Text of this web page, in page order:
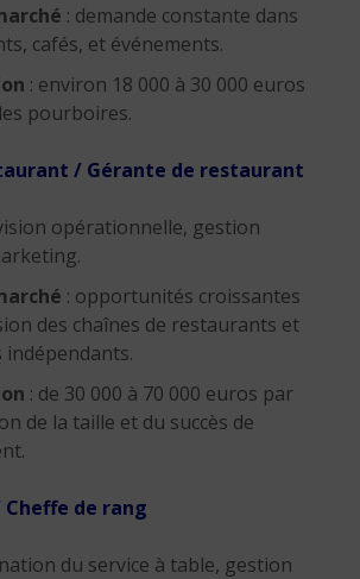
: demande constante dans
cafés, et événements.
: environ 18 000 à 30 000 euros
pourboires.
/ Gérante de restaurant
opérationnelle, gestion
: opportunités croissantes
des chaînes de restaurants et
indépendants.
: de 30 000 à 70 000 euros par
de la taille et du succès de
de rang
du service à table, gestion